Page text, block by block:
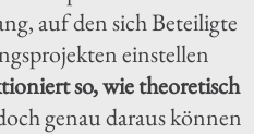
auf den sich Beteiligte
einstellen
so, wie theoretisch
genau daraus können